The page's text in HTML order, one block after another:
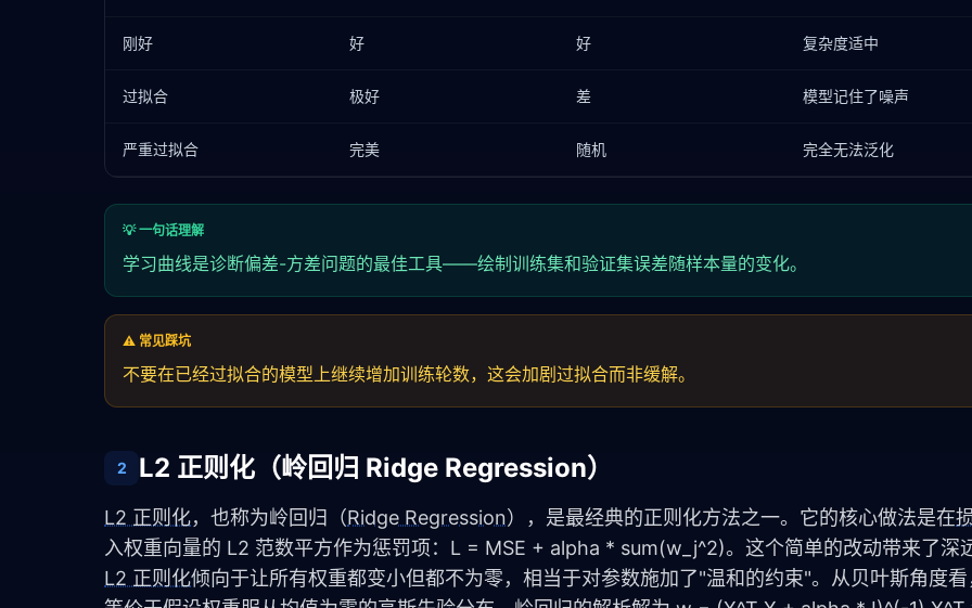
刚好 好 好 复杂度适中
过拟合 极好 差 模型记住了噪声
严重过拟合 完美 随机 完全无法泛化
💡 一句话理解
学习曲线是诊断偏差-方差问题的最佳工具——绘制训练集和验证集误差随样本量的变化。
⚠️ 常见踩坑
不要在已经过拟合的模型上继续增加训练轮数，这会加剧过拟合而非缓解。
2 L2 正则化（岭回归 Ridge Regression）
L2 正则化，也称为岭回归（Ridge Regression），是最经典的正则化方法之一。它的核心做法是在
入权重向量的 L2 范数平方作为惩罚项：L = MSE + alpha * sum(w_j^2)。这个简单的改动带来了深
L2 正则化倾向于让所有权重都变小但都不为零，相当于对参数施加了"温和的约束"。从贝叶斯角度看